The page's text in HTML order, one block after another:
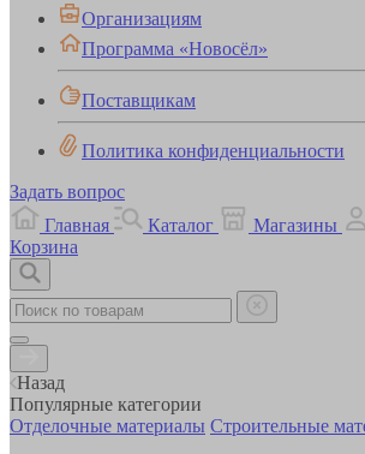
Организациям
Программа «Новосёл»
Поставщикам
Политика конфиденциальности
Задать вопрос
Главная
Каталог Магазины
Корзина
Назад
Популярные категории
Отделочные материалы Строительные